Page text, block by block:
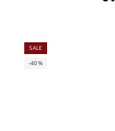
SALE
-40%